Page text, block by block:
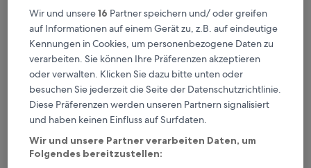
The Yorkville Royal Sonesta Hotel Toronto
Wir und unsere16 Partner speichern und/ oder greifen
auf Informationen auf einem Gerät zu, z.B. auf eindeutige
Kennungen in Cookies, um personenbezogene Daten zu
verarbeiten. Sie können Ihre Präferenzen akzeptieren
oder verwalten. Klicken Sie dazu bitte unten oder
besuchen Sie jederzeit die Seite der Datenschutzrichtlinie.
Diese Präferenzen werden unseren Partnern signalisiert
und haben keinen Einfluss auf Surfdaten.
Wir und unsere Partner verarbeiten Daten, um
Folgendes bereitzustellen: